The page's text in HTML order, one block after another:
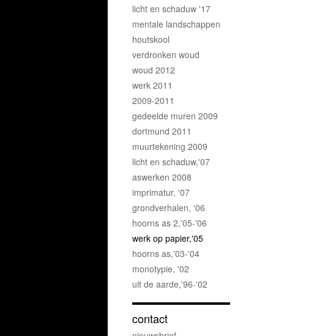
licht en schaduw '17
mentale landschappen
houtskool
verdronken woud
woud 2012
werk 2011
2009-2011
gedeelde muren 2009
dortmund 2011
muurtekening 2009
licht en schaduw,'07
aswerken 2008
imprimatur, '07
grondverhalen, '06
hoorns as 2,'05-'06
werk op papier,'05
hoorns as,'03-'04
monotypie, '02
uit de aarde,'96-'02
contact